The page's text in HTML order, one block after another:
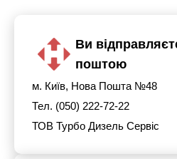
Ви
поштою
м. Київ, Нова Пошта №48
Тел. (050) 222-72-22
ТОВ Турбо Дизель Сервіс